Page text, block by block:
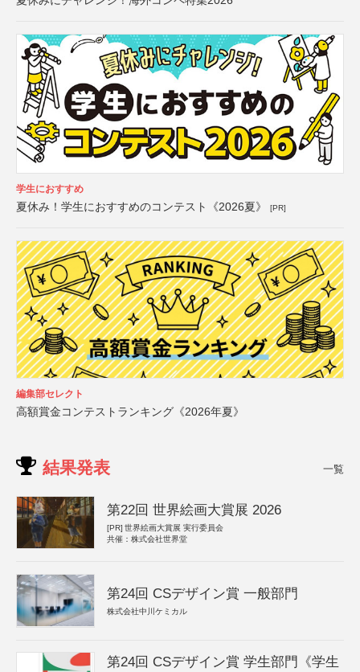
学生におすすめ
夏休み！学生におすすめのコンテスト《2026夏》 [PR]
編集部セレクト
高額賞金コンテストランキング《2026年夏》
結果発表 一覧
第22回 世界絵画大賞展 2026
[PR] 世界絵画大賞展 実行委員会
共催：株式会社世界堂
第24回 CSデザイン賞 一般部門
株式会社中川ケミカル
第24回 CSデザイン賞 学生部門《学生